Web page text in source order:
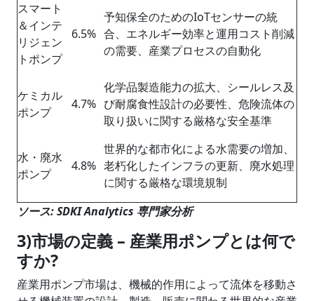
スマート
＆インテ
リジェン
トポンプ
6.5%
予知保全のためのIoTセンサーの統
合、エネルギー効率と運用コスト削減
の需要、産業プロセスの自動化
ケミカル
ポンプ
4.7%
化学品製造能力の拡大、シールレス及
び耐腐食性設計の必要性、危険流体の
取り扱いに関する厳格な安全基準
水・廃水
ポンプ
4.8%
世界的な都市化による水需要の増加、
老朽化し​​たインフラの更新、廃水処理
に関する厳格な環境規制
ソース: SDKI Analytics 専門家分析
3)市場の定義 – 産業用ポンプとは何で
すか?
産業用ポンプ市場は、機械的作用によって流体を移動さ